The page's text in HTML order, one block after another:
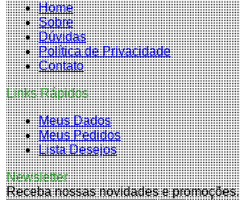
Home
Sobre
Dúvidas
Política de Privacidade
Contato
Links Rápidos
Meus Dados
Meus Pedidos
Lista Desejos
Newsletter
Receba nossas novidades e promoções.